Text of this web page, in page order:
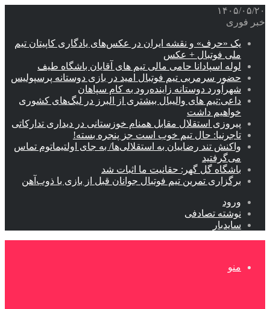
۱۴۰۵/۰۵/۲۰
خبر فوری
یک «حرف» و نقشه ایران در عکس‌های یادگاری کاپیتان تیم
ملی فوتبال + عکس
لوله اسپادانا حامی مالی تیم های آقایان باشگاه طیف
حضور سرمربی تیم فوتبال امید در بازی دوستانه پرسپولیس
شهرآورد دوستانه زاینده‌رود به کام سپاهان
داعی:تیم های والیبال بیشتری از البرز در لیگ‌های کشوری
خواهیم داشت
پیروزی استقلال مقابل همنام خوزستانی در دیداری تدارکاتی
تاجرنیا: حال تیم خوب است جز پنجره بسته!
واکنش تند رضاییان به استقلالی‌ها/ به جای اولتیماتوم تماس
می‌گرفتید
باشگاه گل گهر: حقانیت ما اثبات شد
برگزاری تمرین تیم فوتبال جوانان قبل از بازی با ذوب‌آهن
ورود
نوشته تصادفی
سایدبار
منو